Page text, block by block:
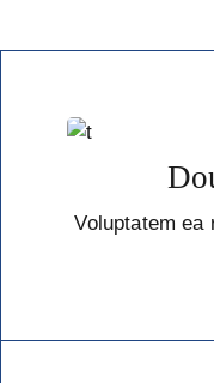
Voluptatem ea